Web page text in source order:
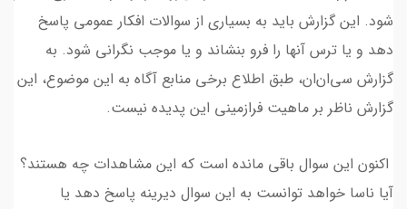
شود. این گزارش باید به بسیاری از سوالات افکار عمومی پاسخ
دهد و یا ترس آنها را فرو بنشاند و یا موجب نگرانی شود. به
گزارش سی‌ان‌ان، طبق اطلاع برخی منابع آگاه به این موضوع، این
گزارش ناظر بر ماهیت فرازمینی این پدیده نیست.
اکنون این سوال باقی مانده است که این مشاهدات چه هستند؟
آیا ناسا خواهد توانست به این سوال دیرینه پاسخ دهد یا